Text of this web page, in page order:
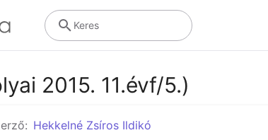
Keres
2015. 11.évf/5.)
Hekkelné Zsíros Ildikó